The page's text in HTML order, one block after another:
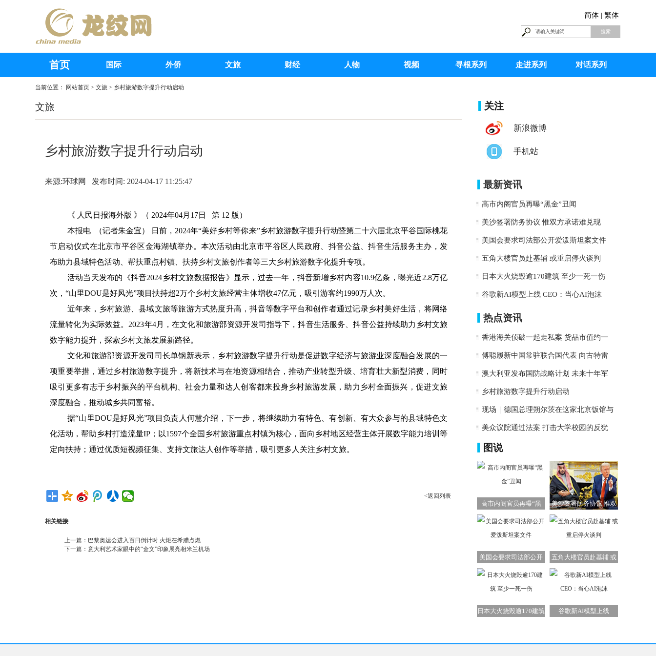
简体 | 繁体
首页 国际 外侨 文旅 财经 人物 视频 寻根系列 走进系列 对话系列
当前位置： 网站首页 > 文旅 > 乡村旅游数字提升行动启动
文旅
乡村旅游数字提升行动启动
来源:环球网 发布时间: 2024-04-17 11:25:47
《 人民日报海外版 》（ 2024年04月17日 第 12 版）
本报电 （记者朱金宜） 日前，2024年“美好乡村等你来”乡村旅游数字提升行动暨第二十六届北京平谷国际桃花
节启动仪式在北京市平谷区金海湖镇举办。本次活动由北京市平谷区人民政府、抖音公益、抖音生活服务主办，发
布助力县域特色活动、帮扶重点村镇、扶持乡村文旅创作者等三大乡村旅游数字化提升专项。
活动当天发布的《抖音2024乡村文旅数据报告》显示，过去一年，抖音新增乡村内容10.9亿条，曝光近2.8万亿
次，“山里DOU是好风光”项目扶持超2万个乡村文旅经营主体增收47亿元，吸引游客约1990万人次。
近年来，乡村旅游、县域文旅等旅游方式热度升高，抖音等数字平台和创作者通过记录乡村美好生活，将网络
流量转化为实际效益。2023年4月，在文化和旅游部资源开发司指导下，抖音生活服务、抖音公益持续助力乡村文旅
数字能力提升，探索乡村文旅发展新路径。
文化和旅游部资源开发司司长单钢新表示，乡村旅游数字提升行动是促进数字经济与旅游业深度融合发展的一
项重要举措，通过乡村旅游数字提升，将新技术与在地资源相结合，推动产业转型升级、培育壮大新型消费，同时
吸引更多有志于乡村振兴的平台机构、社会力量和达人创客都来投身乡村旅游发展，助力乡村全面振兴，促进文旅
深度融合，推动城乡共同富裕。
据“山里DOU是好风光”项目负责人何慧介绍，下一步，将继续助力有特色、有创新、有大众参与的县域特色文
化活动，帮助乡村打造流量IP；以1597个全国乡村旅游重点村镇为核心，面向乡村地区经营主体开展数字能力培训等
定向扶持；通过优质短视频征集、支持文旅达人创作等举措，吸引更多人关注乡村文旅。
<返回列表
相关链接
上一篇： 巴黎奥运会进入百日倒计时 火炬在希腊点燃
下一篇： 意大利艺术家眼中的“金文”印象展亮相米兰机场
关注
新浪微博
手机站
最新资讯
高市内阁官员再曝“黑金”丑闻
美沙签署防务协议 惟双方承诺难兑现
美国会要求司法部公开爱泼斯坦案文件
五角大楼官员赴基辅 或重启停火谈判
日本大火烧毁逾170建筑 至少一死一伤
谷歌新AI模型上线 CEO：当心AI泡沫
热点资讯
香港海关侦破一起走私案 货品市值约一
傅聪履新中国常驻联合国代表 向古特雷
澳大利亚发布国防战略计划 未来十年军
乡村旅游数字提升行动启动
现场｜德国总理朔尔茨在这家北京饭馆与
美众议院通过法案 打击大学校园的反犹
图说
高市内阁官员再曝“黑
美沙签署防务协议 惟双
美国会要求司法部公开
五角大楼官员赴基辅 或
日本大火烧毁逾170建筑
谷歌新AI模型上线